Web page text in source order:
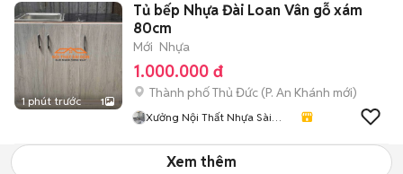
1 phút trước 1
Tủ bếp Nhựa Đài Loan Vân gỗ xám
80cm
Mới Nhựa
1.000.000 đ
Thành phố Thủ Đức (P. An Khánh mới)
Xưởng Nội Thất Nhựa Sài
Xem thêm